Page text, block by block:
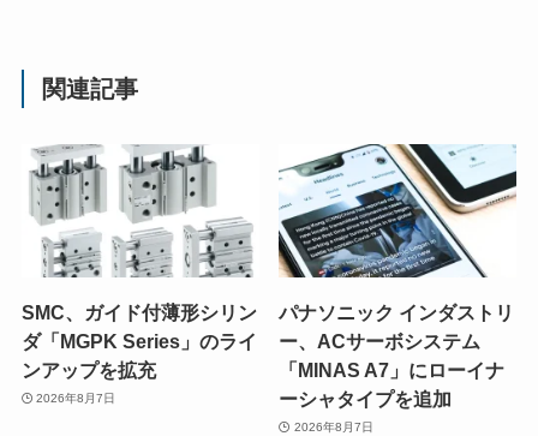
関連記事
SMC、ガイド付薄形シリン
ダ「MGPK Series」のライ
ンアップを拡充
2026年8月7日
パナソニック インダストリ
ー、ACサーボシステム
「MINAS A7」にローイナ
ーシャタイプを追加
2026年8月7日